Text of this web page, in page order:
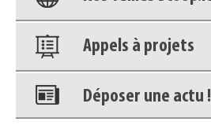
Appels à projets
Déposer une actu !